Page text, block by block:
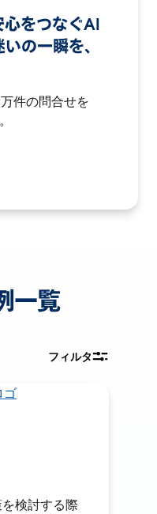
をつなぐAI
の一瞬を、
件の問合せを
一覧
フィルタ
検討する際